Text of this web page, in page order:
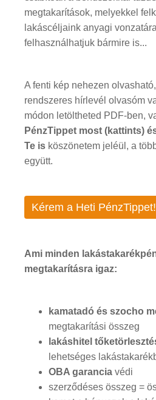
megtakarítások, melyekkel
lakáscéljaink anyagi
felhasználhatjuk bármire is...
A fenti kép nehezen
rendszeres hírlevél olvasóm
módon letöltheted PDF-ben,
PénzTippet most (kattints)
Te is köszönetem jeléül, a
együtt.
Kérem a Heti PénzTippet!
Ami minden
megtakarításra igaz:
kamatadó és szocho
megtakarítási összeg
lakáshitel
lehetséges
OBA garancia védi
szerződéses összeg =